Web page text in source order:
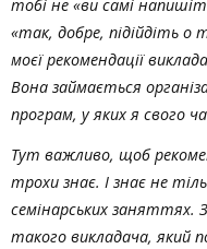
тобі не «ви самі
«так, добре, підійдіть о
моєї рекомендації
Вона займається
програм, у яких я свого
Тут важливо, щоб
трохи знає. І знає не
семінарських заняттях.
такого викладача, який